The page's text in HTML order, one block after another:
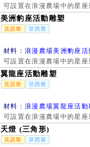
可設置在浪漫農場中的星
美洲豹座活動雕塑
克諾斯 菲西斯
材料： 浪漫農場美洲豹座
可設置在浪漫農場中的星
翼龍座活動雕塑
克諾斯 菲西斯
材料： 浪漫農場翼龍座活動
可設置在浪漫農場中的星
天燈 (三角形)
克諾斯 菲西斯